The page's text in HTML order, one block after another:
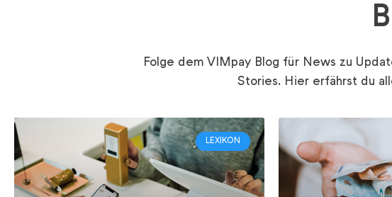
Folge dem VIMpay Blog für News zu
Stories. Hier erfährst du
LEXIKON